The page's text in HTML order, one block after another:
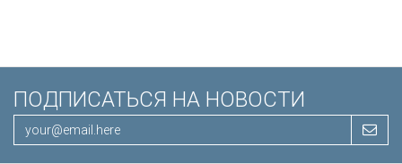
ПОДПИСАТЬСЯ НА НОВОСТИ